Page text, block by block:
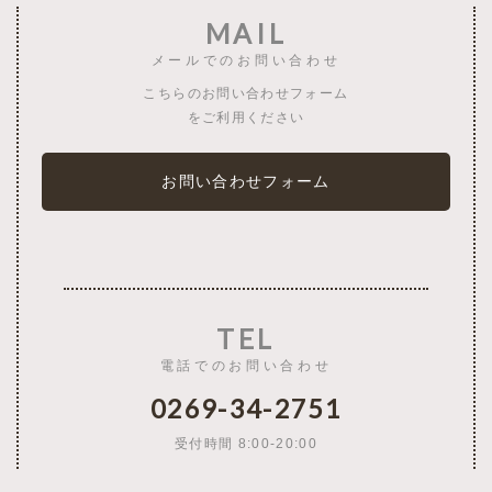
MAIL
メールでのお問い合わせ
こちらのお問い合わせフォーム
をご利用ください
お問い合わせフォーム
TEL
電話でのお問い合わせ
0269-34-2751
受付時間 8:00-20:00